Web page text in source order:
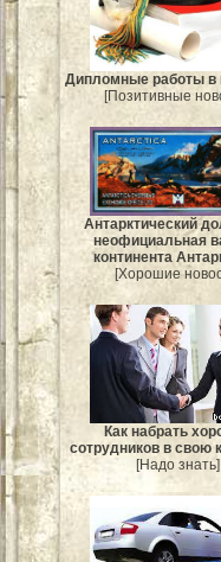
Дипломные работы в
[Позитивные
Антарктический
неофициальная
континента
[Хорошие
Как набрать
сотрудников в свою
[Надо знать]